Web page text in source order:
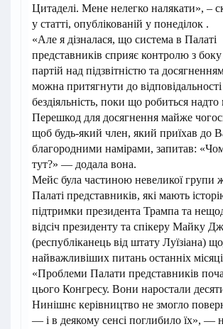
Цитаделі. Мене нелегко налякати», –
у статті, опублікованій у понеділок .
«Але я дізналася, що система в Палаті
представників сприяє контролю з боку
партій над підзвітністю та
можна притягнути до відповідальності
бездіяльність, поки що робиться надто
Перешкод для досягнення майже
щоб будь-який член, який приїхав до
благородними намірами, запитав:
тут?» — додала вона.
Мейс була частиною невеликої групи
Палаті представників, які мають
підтримки президента Трампа та
відсіч президенту та спікеру Майку
(республіканець від штату Луїзіана)
найважливіших питань останніх
«Проблеми Палати представників
цього Конгресу. Вони наростали
Нинішнє керівництво не змогло
— і в деякому сенсі поглибило їх», —